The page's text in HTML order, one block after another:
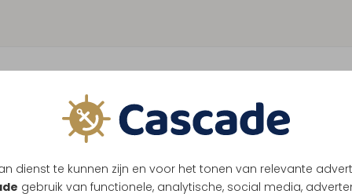
dienst te kunnen zijn en voor het tonen van relevante
gebruik van functionele, analytische, social media,
stadje Thorn. Dit klassieke rondje over de